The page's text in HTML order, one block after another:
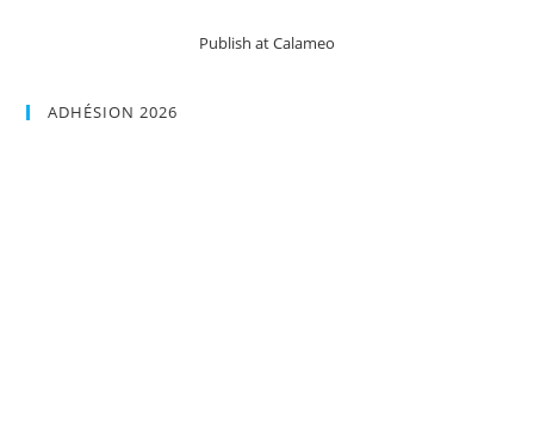
Publish at Calameo
ADHÉSION 2026